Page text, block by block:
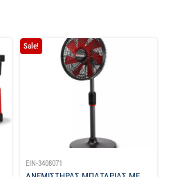
Sale!
EIN-3408071